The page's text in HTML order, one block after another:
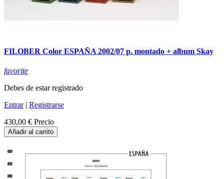
FILOBER Color ESPAÑA 2002/07 p. montado + album Skay
favorite
Debes de estar registrado
Entrar| Registrarse
430,00 € Precio
Añadir al carrito